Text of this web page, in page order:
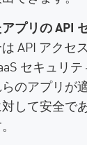
プリの API
API アクセ
セキュリ
のアプリが
して安全で